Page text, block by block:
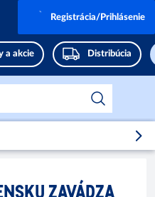
a akcie Distribúcia
Registrácia/Prihlásenie
ZAVÁDZA